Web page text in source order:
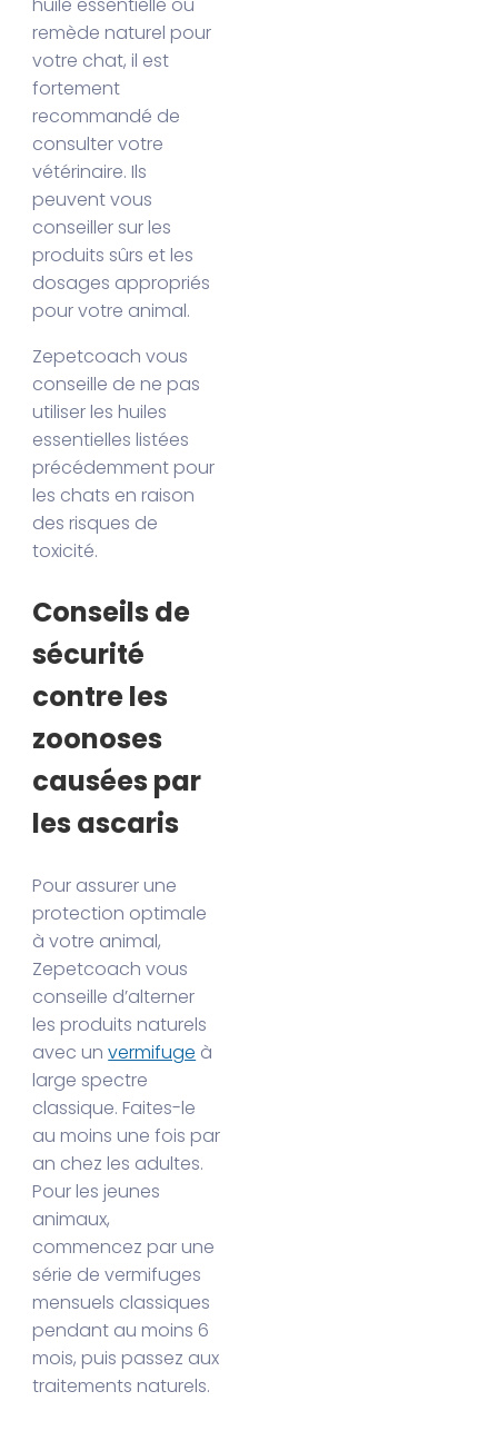
huile essentielle ou
remède naturel pour
votre chat, il est
fortement
recommandé de
consulter votre
vétérinaire. Ils
peuvent vous
conseiller sur les
produits sûrs et les
dosages appropriés
pour votre animal.
Zepetcoach vous
conseille de ne pas
utiliser les huiles
essentielles listées
précédemment pour
les chats en raison
des risques de
toxicité.
Conseils de
sécurité
contre les
zoonoses
causées par
les ascaris
Pour assurer une
protection optimale
à votre animal,
Zepetcoach vous
conseille d’alterner
les produits naturels
avec unvermifuge à
large spectre
classique. Faites-le
au moins une fois par
an chez les adultes.
Pour les jeunes
animaux,
commencez par une
série de vermifuges
mensuels classiques
pendant au moins 6
mois, puis passez aux
traitements naturels.